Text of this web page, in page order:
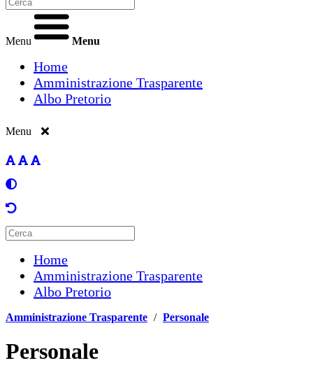
Menu Menu
Home
Amministrazione Trasparente
Albo Pretorio
Menu
Home
Amministrazione Trasparente
Albo Pretorio
Amministrazione Trasparente / Personale
Personale